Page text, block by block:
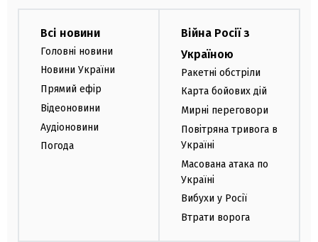
Всі новини
Головні новини
Новини України
Прямий ефір
Відеоновини
Аудіоновини
Погода
Війна Росії з
Україною
Ракетні обстріли
Карта бойових дій
Мирні переговори
Повітряна тривога в
Україні
Масована атака по
Україні
Вибухи у Росії
Втрати ворога